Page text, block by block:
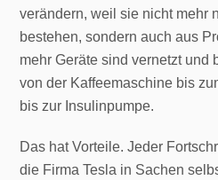
verändern, weil sie nicht mehr
bestehen, sondern auch aus
mehr Geräte sind vernetzt und
von der Kaffeemaschine bis
bis zur Insulinpumpe.
Das hat Vorteile. Jeder
die Firma Tesla in Sachen